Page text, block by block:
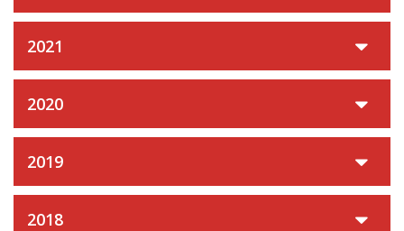
2021
2020
2019
2018